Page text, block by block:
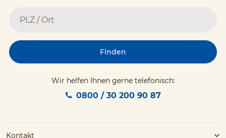
Finden
Wir helfen Ihnen gerne telefonisch:
0800 / 30 200 90 87
Kontakt